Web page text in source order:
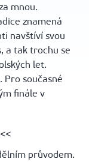
mnou.
znamená
navštíví svou
a tak trochu se
let.
Pro současné
finále v
<<
průvodem.